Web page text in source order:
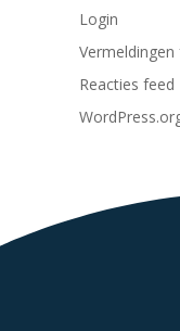
Login
Vermeldingen
Reacties feed